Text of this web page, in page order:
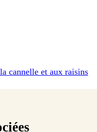
cannelle et aux raisins